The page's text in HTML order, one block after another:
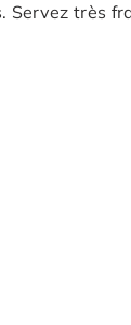
Servez très